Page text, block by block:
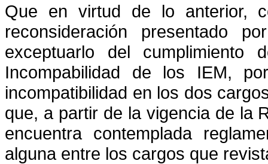
Que en virtud de lo anterior,
reconsideración presentado
exceptuarlo del
Incompabilidad de los IEM,
incompatibilidad en los dos
que, a partir de la vigencia de la
encuentra contemplada
alguna entre los cargos que